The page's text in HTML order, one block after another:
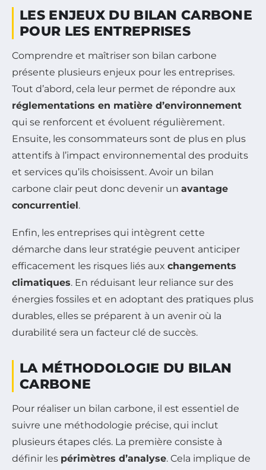
LES ENJEUX DU BILAN CARBONE
POUR LES ENTREPRISES
Comprendre et maîtriser son bilan carbone
présente plusieurs enjeux pour les entreprises.
Tout d’abord, cela leur permet de répondre aux
réglementations en matière d’environnement
qui se renforcent et évoluent régulièrement.
Ensuite, les consommateurs sont de plus en plus
attentifs à l’impact environnemental des produits
et services qu’ils choisissent. Avoir un bilan
carbone clair peut donc devenir un avantage
concurrentiel.
Enfin, les entreprises qui intègrent cette
démarche dans leur stratégie peuvent anticiper
efficacement les risques liés aux changements
climatiques. En réduisant leur reliance sur des
énergies fossiles et en adoptant des pratiques plus
durables, elles se préparent à un avenir où la
durabilité sera un facteur clé de succès.
LA MÉTHODOLOGIE DU BILAN
CARBONE
Pour réaliser un bilan carbone, il est essentiel de
suivre une méthodologie précise, qui inclut
plusieurs étapes clés. La première consiste à
définir les périmètres d’analyse. Cela implique de